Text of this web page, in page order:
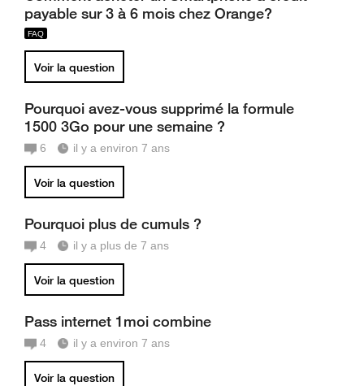
payable sur 3 à 6 mois chez Orange?
Voir la question
Pourquoi avez-vous supprimé la formule
1500 3Go pour une semaine ?
6 il y a environ 7 ans
Voir la question
Pourquoi plus de cumuls ?
4 il y a plus de 7 ans
Voir la question
Pass internet 1moi combine
4 il y a environ 7 ans
Voir la question